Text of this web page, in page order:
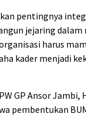
pentingnya
jejaring dalam
harus
kader menjadi
GP Ansor Jambi,
pembentukan